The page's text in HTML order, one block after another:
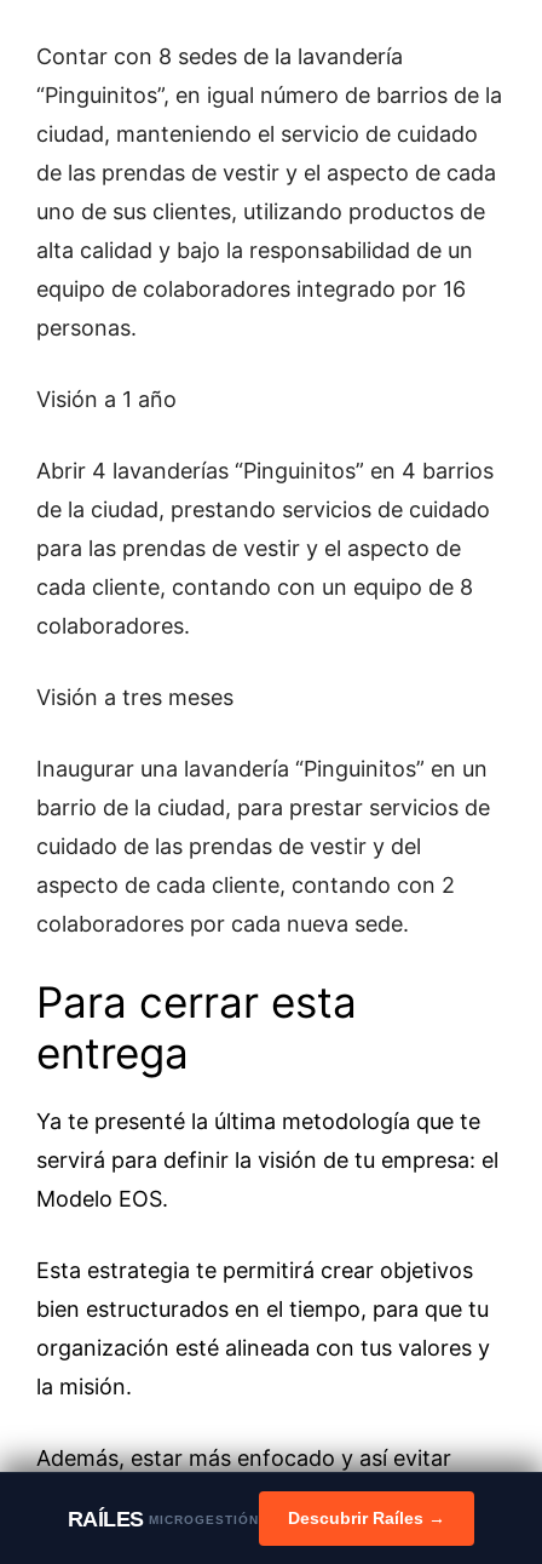
Contar con 8 sedes de la lavandería
“Pinguinitos”, en igual número de barrios de la
ciudad, manteniendo el servicio de cuidado
de las prendas de vestir y el aspecto de cada
uno de sus clientes, utilizando productos de
alta calidad y bajo la responsabilidad de un
equipo de colaboradores integrado por 16
personas.
Visión a 1 año
Abrir 4 lavanderías “Pinguinitos” en 4 barrios
de la ciudad, prestando servicios de cuidado
para las prendas de vestir y el aspecto de
cada cliente, contando con un equipo de 8
colaboradores.
Visión a tres meses
Inaugurar una lavandería “Pinguinitos” en un
barrio de la ciudad, para prestar servicios de
cuidado de las prendas de vestir y del
aspecto de cada cliente, contando con 2
colaboradores por cada nueva sede.
Para cerrar esta
entrega
Ya te presenté la última metodología que te
servirá para definir la visión de tu empresa: el
Modelo EOS.
Esta estrategia te permitirá crear objetivos
bien estructurados en el tiempo, para que tu
organización esté alineada con tus valores y
la misión.
Además, estar más enfocado y así evitar
desviarte del camino a seguir para lograr el
destino al que quieres llegar: la cima de tu
RAÍLESMICROGESTIÓN Descubrir Raíles →